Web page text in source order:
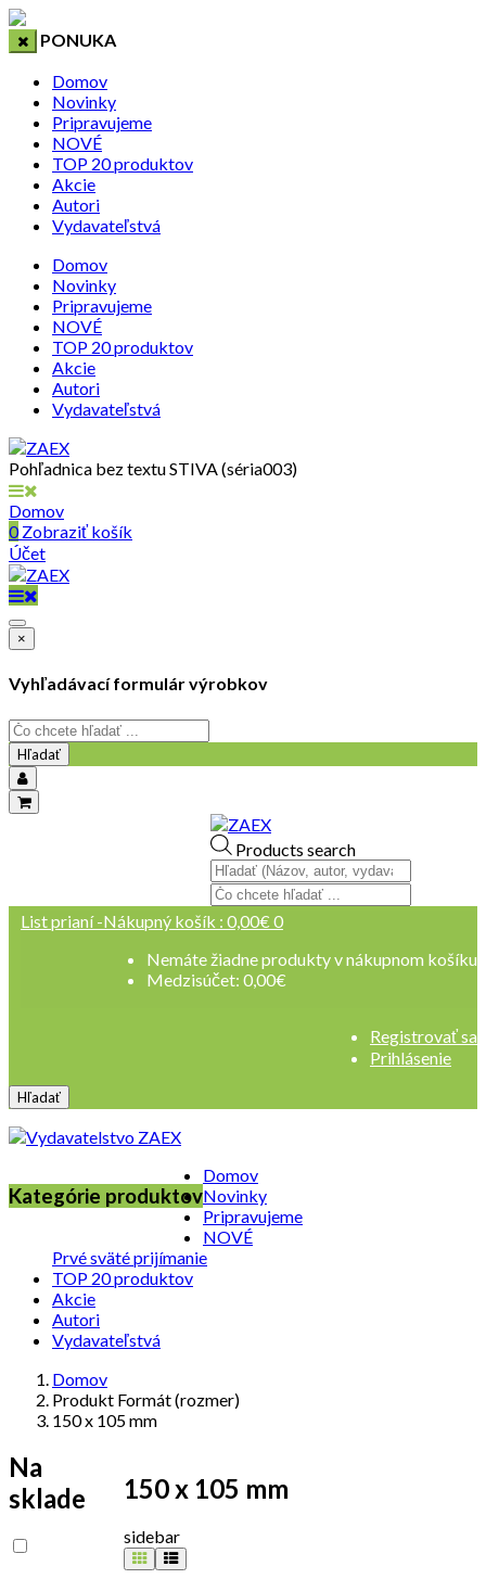
PONUKA
Domov
Novinky
Pripravujeme
NOVÉ
TOP 20 produktov
Akcie
Autori
Vydavateľstvá
Domov
Novinky
Pripravujeme
NOVÉ
TOP 20 produktov
Akcie
Autori
Vydavateľstvá
Pohľadnica bez textu STIVA (séria003)
Domov
0Zobraziť košík
Účet
×
Vyhľadávací formulár výrobkov
Hľadať
Nákupný košík : 0,00€ 0
Nemáte žiadne produkty v nákupnom košíku
Medzisúčet: 0,00€
List prianí -
Registrovať sa
Prihlásenie
Products search
Hľadať
Kategórie produktov
Domov
Novinky
Pripravujeme
NOVÉ
Prvé sväté prijímanie
TOP 20 produktov
Akcie
Autori
Vydavateľstvá
Domov
Produkt Formát (rozmer)
150 x 105 mm
150 x 105 mm
sidebar
Na
sklade